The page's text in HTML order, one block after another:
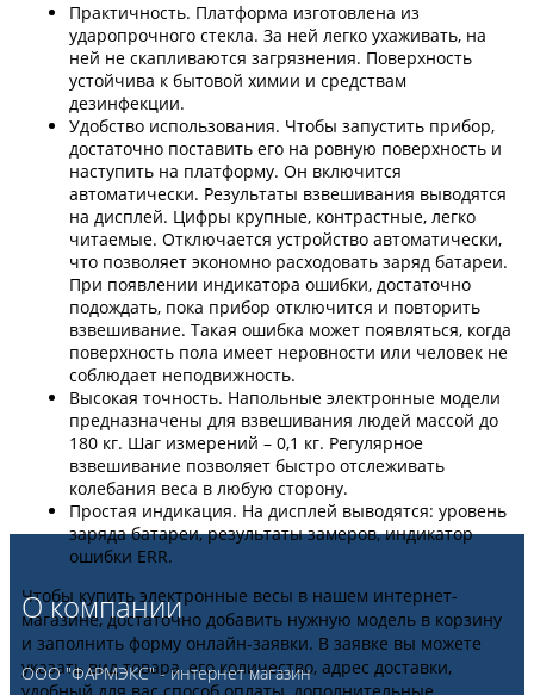
Практичность. Платформа изготовлена из
ударопрочного стекла. За ней легко ухаживать, на
ней не скапливаются загрязнения. Поверхность
устойчива к бытовой химии и средствам
дезинфекции.
Удобство использования. Чтобы запустить прибор,
достаточно поставить его на ровную поверхность и
наступить на платформу. Он включится
автоматически. Результаты взвешивания выводятся
на дисплей. Цифры крупные, контрастные, легко
читаемые. Отключается устройство автоматически,
что позволяет экономно расходовать заряд батареи.
При появлении индикатора ошибки, достаточно
подождать, пока прибор отключится и повторить
взвешивание. Такая ошибка может появляться, когда
поверхность пола имеет неровности или человек не
соблюдает неподвижность.
Высокая точность. Напольные электронные модели
предназначены для взвешивания людей массой до
180 кг. Шаг измерений – 0,1 кг. Регулярное
взвешивание позволяет быстро отслеживать
колебания веса в любую сторону.
Простая индикация. На дисплей выводятся: уровень
заряда батареи, результаты замеров, индикатор
ошибки ERR.
Чтобы купить электронные весы в нашем интернет-
магазине, достаточно добавить нужную модель в корзину
и заполнить форму онлайн-заявки. В заявке вы можете
указать вид товара, его количество, адрес доставки,
О компании
ООО "ФАРМЭКС" - интернет магазин